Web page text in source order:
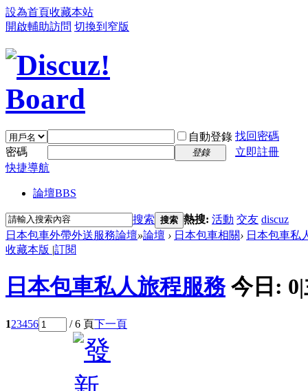
設為首頁收藏本站
開啟輔助訪問 切換到窄版
自動登錄 找回密碼
密碼
登錄
立即註冊
快捷導航
論壇BBS
搜索 搜索 熱搜: 活動 交友 discuz
日本包車外帶外送服務論壇»論壇 › 日本包車相關› 日本包車私
收藏本版 |訂閱
日本包車私人旅程服務 今日: 0|
123456 / 6 頁下一頁